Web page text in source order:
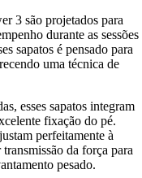
3 são projetados para
durante as sessões
sapatos é pensado para
uma técnica de
esses sapatos integram
fixação do pé.
perfeitamente à
da força para
pesado.